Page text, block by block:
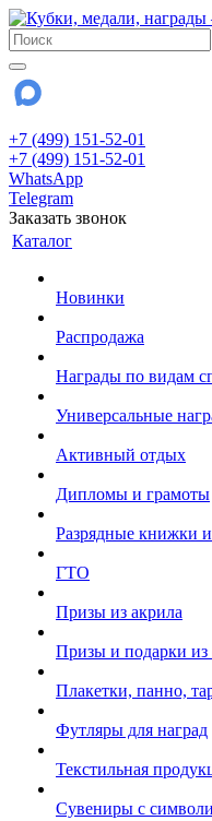
+7 (499) 151-52-01
+7 (499) 151-52-01
WhatsApp
Telegram
Заказать звонок
Каталог
Новинки
Распродажа
Награды по видам
Универсальные
Активный отдых
Дипломы и грамоты
Разрядные книжки и
ГТО
Призы из акрила
Призы и подарки из
Плакетки, панно,
Футляры для наград
Текстильная
Сувениры с